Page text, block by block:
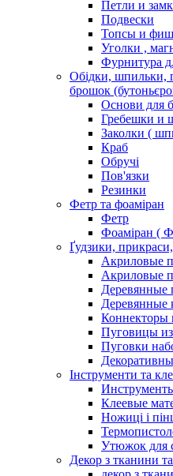
Петли и
Подвески
Топсы и
Уголки ,
Фурнитура
Обідки, шпильки,
брошок
Основи для
Гребешки и
Заколки (
Краб
Обручі
Пов'язки
Резинки
Фетр та фоаміран
Фетр
Фоаміран (
Ґудзики,
Акриловые
Акриловые
Деревянные
Деревянные
Коннекторы
Пуговицы
Пуговки
Інструменти та
Клеевые
Ножиці і
Утюжок для
Декор з тканини